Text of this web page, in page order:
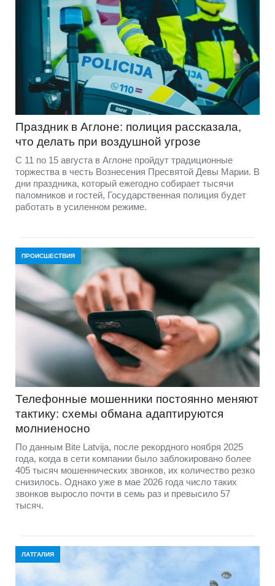
Праздник в Аглоне: полиция рассказала,
что делать при воздушной угрозе
С 11 по 15 августа в Аглоне пройдут традиционные
торжества в честь Вознесения Пресвятой Девы Марии. В
дни праздника, который ежегодно собирает тысячи
паломников и гостей, Государственная полиция будет
работать в усиленном режиме.
ПРОИСШЕСТВИЯ
Телефонные мошенники постоянно меняют
тактику: схемы обмана адаптируются
молниеносно
По данным Bite Latvija, после рекордного ноября 2025
года, когда в сети компании было заблокировано более
405 тысяч мошеннических звонков, их количество резко
снизилось. Однако уже в мае 2026 года число таких
звонков выросло почти в семь раз и превысило 57
тысяч.
ЛАТГАЛИЯ